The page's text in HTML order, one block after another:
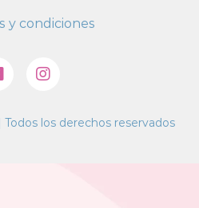
y condiciones
los derechos reservados